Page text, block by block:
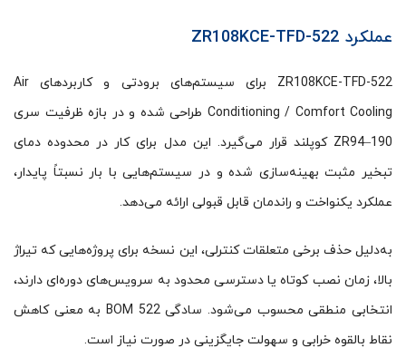
عملکرد ZR108KCE-TFD-522
ZR108KCE-TFD-522 برای سیستم‌های برودتی و کاربردهای Air
Conditioning / Comfort Cooling طراحی شده و در بازه ظرفیت سری
ZR94–190 کوپلند قرار می‌گیرد. این مدل برای کار در محدوده دمای
تبخیر مثبت بهینه‌سازی شده و در سیستم‌هایی با بار نسبتاً پایدار،
عملکرد یکنواخت و راندمان قابل قبولی ارائه می‌دهد.
به‌دلیل حذف برخی متعلقات کنترلی، این نسخه برای پروژه‌هایی که تیراژ
بالا، زمان نصب کوتاه یا دسترسی محدود به سرویس‌های دوره‌ای دارند،
انتخابی منطقی محسوب می‌شود. سادگی BOM 522 به معنی کاهش
نقاط بالقوه خرابی و سهولت جایگزینی در صورت نیاز است.